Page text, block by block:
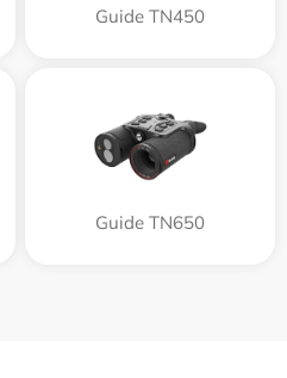
Guide TN450
Guide TN650